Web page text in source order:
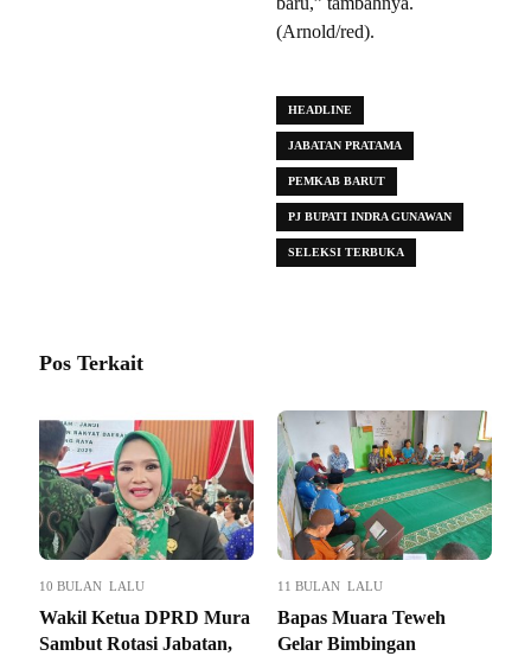
(Arnold/red).
HEADLINE
JABATAN PRATAMA
PEMKAB BARUT
PJ BUPATI INDRA GUNAWAN
SELEKSI TERBUKA
Pos Terkait
10 BULAN LALU
Wakil Ketua DPRD Mura
Sambut Rotasi Jabatan,
11 BULAN LALU
Bapas Muara Teweh
Gelar Bimbingan